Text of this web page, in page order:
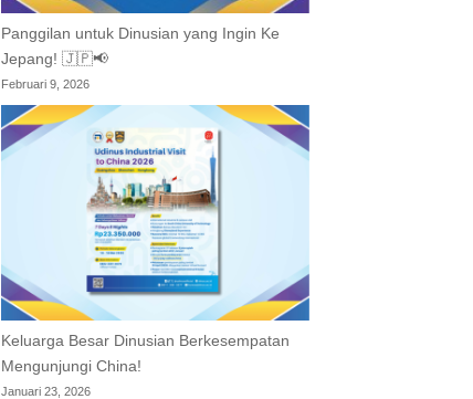
Panggilan untuk Dinusian yang Ingin Ke
Jepang! 🇯🇵📢
Februari 9, 2026
Keluarga Besar Dinusian Berkesempatan
Mengunjungi China!
Januari 23, 2026